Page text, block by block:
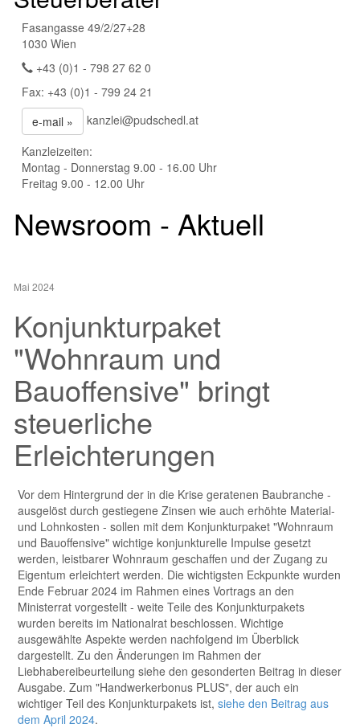
Fasangasse 49/2/27+28
1030 Wien
+43 (0)1 - 798 27 62 0
Fax: +43 (0)1 - 799 24 21
e-mail »
kanzlei@pudschedl.at
Kanzleizeiten:
Montag - Donnerstag 9.00 - 16.00 Uhr
Freitag 9.00 - 12.00 Uhr
Newsroom - Aktuell
Mai 2024
Konjunkturpaket
"Wohnraum und
Bauoffensive" bringt
steuerliche
Erleichterungen
Vor dem Hintergrund der in die Krise geratenen Baubranche -
ausgelöst durch gestiegene Zinsen wie auch erhöhte Material-
und Lohnkosten - sollen mit dem Konjunkturpaket "Wohnraum
und Bauoffensive" wichtige konjunkturelle Impulse gesetzt
werden, leistbarer Wohnraum geschaffen und der Zugang zu
Eigentum erleichtert werden. Die wichtigsten Eckpunkte wurden
Ende Februar 2024 im Rahmen eines Vortrags an den
Ministerrat vorgestellt - weite Teile des Konjunkturpakets
wurden bereits im Nationalrat beschlossen. Wichtige
ausgewählte Aspekte werden nachfolgend im Überblick
dargestellt. Zu den Änderungen im Rahmen der
Liebhabereibeurteilung siehe den gesonderten Beitrag in dieser
Ausgabe. Zum "Handwerkerbonus PLUS", der auch ein
wichtiger Teil des Konjunkturpakets ist, siehe den Beitrag aus
dem April 2024.